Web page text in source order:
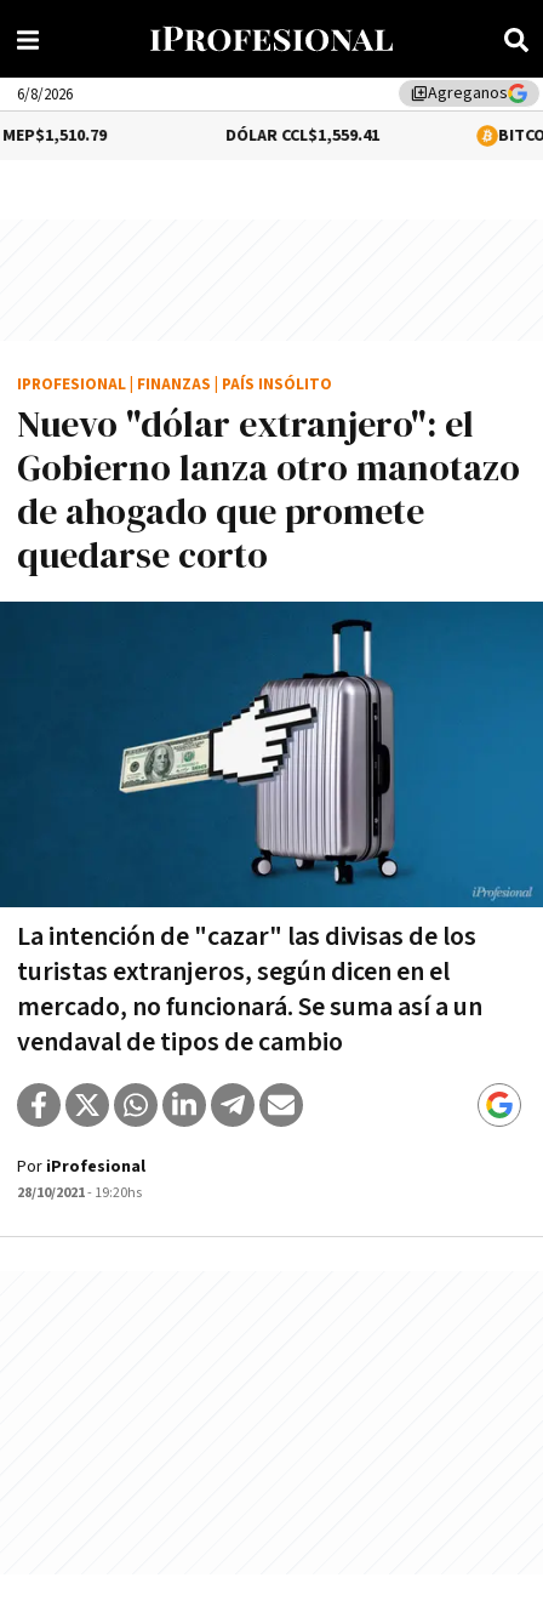
library_addAgreganos
6/8/2026
$1,559.41
Nuevo "dólar extranjero": el
Gobierno lanza otro manotazo
de ahogado que promete
quedarse corto
La intención de "cazar" las divisas de los
turistas extranjeros, según dicen en el
mercado, no funcionará. Se suma así a un
vendaval de tipos de cambio
IPROFESIONAL FINANZAS PAÍS INSÓLITO
Por iProfesional
28/10/2021- 19:20hs